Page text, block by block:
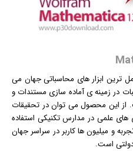
ترین ابزار های محاسباتی جهان می
در زمینه ی آماده سازی مستندات و
از این محصول می توان در تحقیقات
های علمی در مدارس تکنیکی استفاده
با بیش از 20 سال تجربه و میلیون ها کاربر در سراسر جهان
دولتی است.